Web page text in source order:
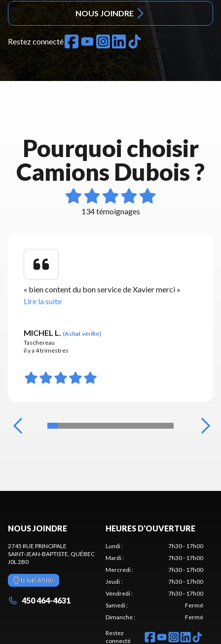
NOUS JOINDRE
Restez connecté
Pourquoi choisir
Camions Dubois ?
134 témoignages
« bien content du bon service de Xavier merci »
Lire la suite
MICHEL L. (Achat vérifié)
Taschereau
il y a 4 trimestres
NOUS JOINDRE
2745 RUE PRINCIPALE
SAINT-JEAN-BAPTISTE , QUÉBEC
J0L 2B0
ITINÉRAIRE
450 464-4631
HEURES D'OUVERTURE
Lundi:
7h30 - 17h00
Mardi:
7h30 - 17h00
Mercredi:
7h30 - 17h00
Jeudi:
7h30 - 17h00
Vendredi:
7h30 - 17h00
Samedi:
Fermé
Dimanche: Fermé
Restez
connecté